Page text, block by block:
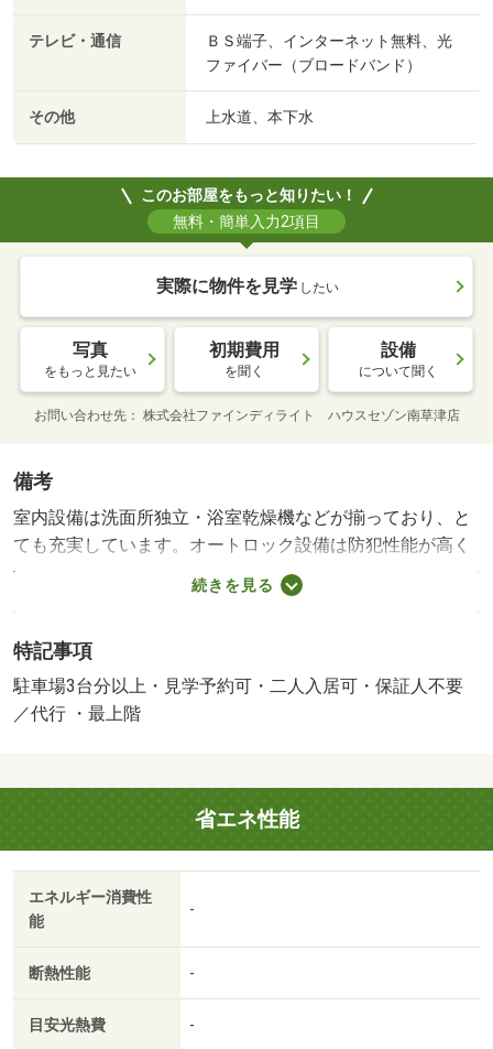
テレビ・通信
ＢＳ端子、インターネット無料、光
ファイバー（ブロードバンド）
その他 上水道、本下水
このお部屋をもっと知りたい！
無料・簡単入力2項目
実際に物件を見学 したい
写真
をもっと見たい
初期費用
を聞く
設備
について聞く
お問い合わせ先 株式会社ファインディライト ハウスセゾン南草津店
備考
室内設備は洗面所独立・浴室乾燥機などが揃っており、と
ても充実しています。オートロック設備は防犯性能が高く
安心して生活ができます。収納はクロゼット・シューズＷ
ＩＣなどが備え付けられているので、衣類や日用品の収納
あります。高いニーズのある、フローリングが嬉しいハイ
ツとなっています。前日の残り湯を使用できる追い焚き機
能付きです。 【設備・特記事項備考】事務所不可・ペッ
続きを見る
特記事項
駐車場3台分以上・見学予約可・二人入居可・保証人不要
／代行 ・最上階
省エネ性能
エネルギー消費性
能
-
断熱性能 -
目安光熱費 -